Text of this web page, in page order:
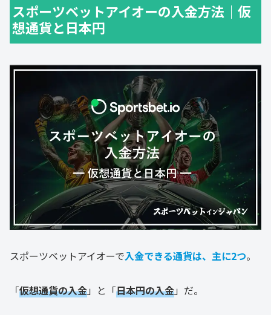
スポーツベットアイオーの入金方法｜仮
想通貨と日本円
スポーツベットアイオーで入金できる通貨は、主に2つ。
「仮想通貨の入金」と「日本円の入金」だ。